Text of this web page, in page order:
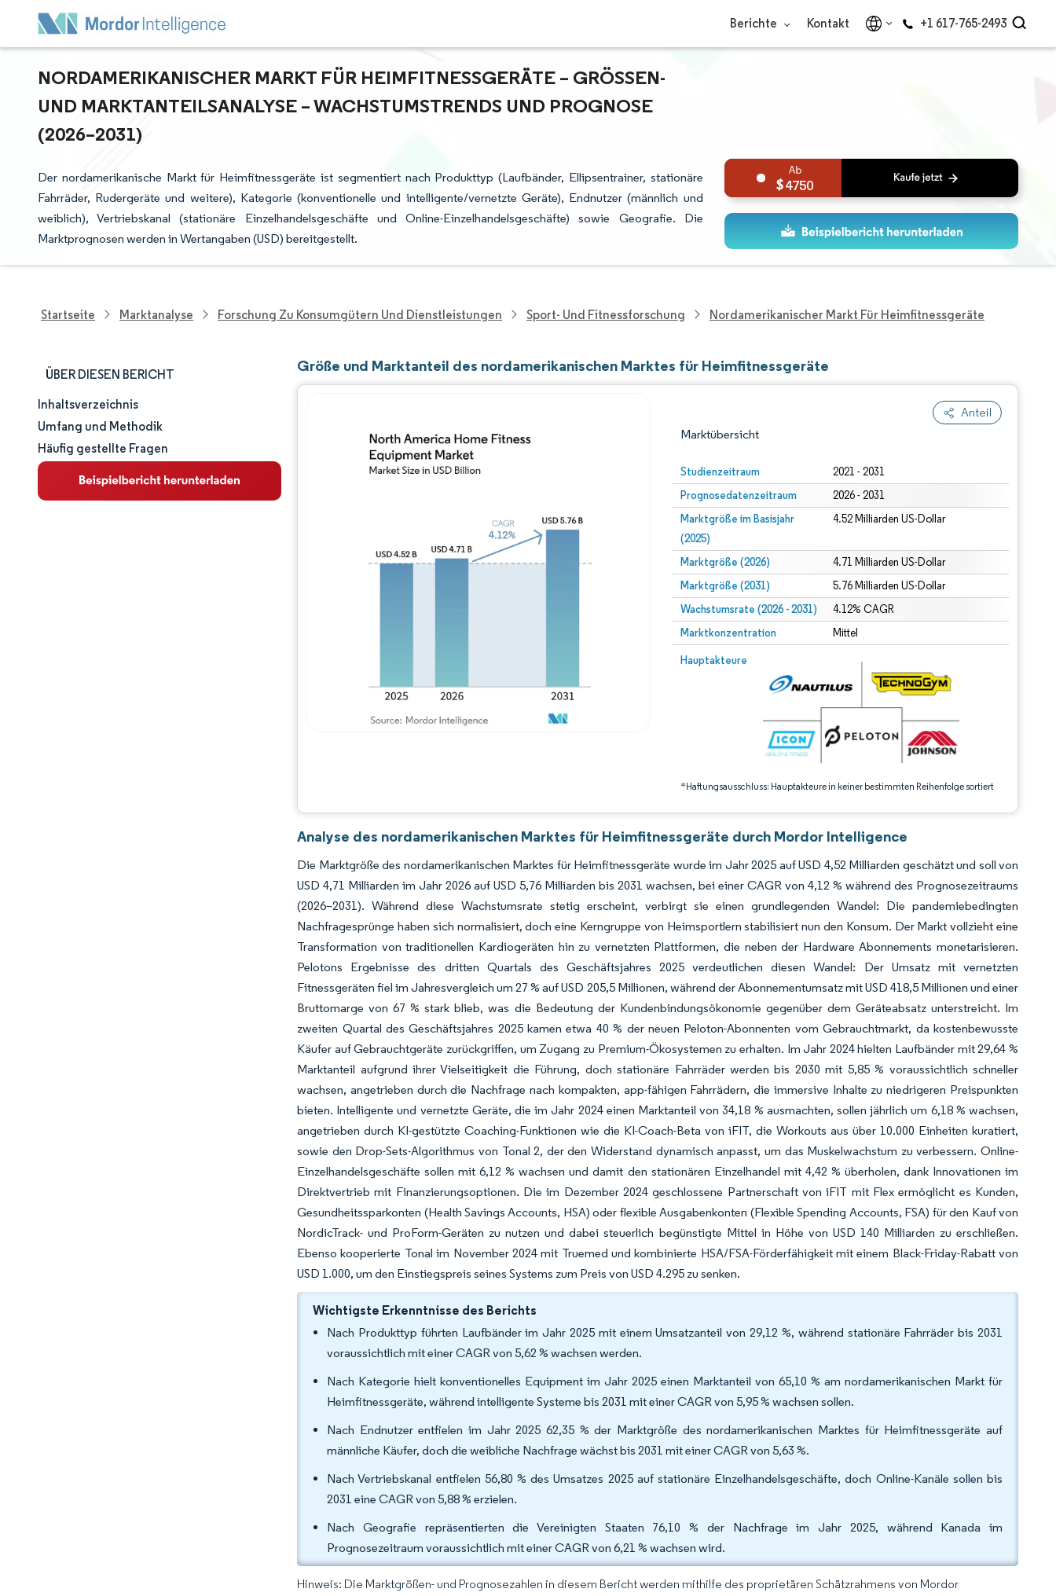
Berichte Kontakt +1 617-765-2493
NORDAMERIKANISCHER MARKT FÜR HEIMFITNESSGERÄTE – GRÖSSEN- U
ND MARKTANTEILSANALYSE – WACHSTUMSTRENDS UND PROGNOSE (
2026–2031)
Der nordamerikanische Markt für Heimfitnessgeräte ist segmentiert nach Produkttyp (Laufbänder, Ellipsentrainer, stationäre
Fahrräder, Rudergeräte und weitere), Kategorie (konventionelle und intelligente/vernetzte Geräte), Endnutzer (männlich und
weiblich), Vertriebskanal (stationäre Einzelhandelsgeschäfte und Online-Einzelhandelsgeschäfte) sowie Geografie. Die
Marktprognosen werden in Wertangaben (USD) bereitgestellt.
4750
Startseite Marktanalyse Forschung Zu Konsumgütern Und Dienstleistungen Sport- Und Fitnessforschung Nordamerikanischer Markt Für Heimfitnessgeräte
ÜBER DIESEN BERICHT
Marktgröße und -anteil
Marktanalyse
Trends und Einblicke
Inhaltsverzeichnis
Umfang und Methodik
Häufig gestellte Fragen
Größe und Marktanteil des nordamerikanischen Marktes für Heimfitnessgeräte
Anteil
Marktübersicht
Studienzeitraum 2021 - 2031
Prognosedatenzeitraum 2026 - 2031
Marktgröße im Basisjahr
(2025)
4.52 Milliarden US-Dollar
Marktgröße (2026) 4.71 Milliarden US-Dollar
Marktgröße (2031) 5.76 Milliarden US-Dollar
Wachstumsrate (2026 - 2031) 4.12% CAGR
Marktkonzentration Mittel
Hauptakteure
*Haftungsausschluss: Hauptakteure in keiner bestimmten Reihenfolge sortiert
Bild © Mordor Intelligence. Wiederverwendung erfordert Namensnennung gemäß CC BY 4.0.
Bild © Mordor Intelligence. Wiederverwendung erfordert Namensnennung gemäß CC BY 4.0.
Analyse des nordamerikanischen Marktes für Heimfitnessgeräte durch Mordor Intelligence
Die Marktgröße des nordamerikanischen Marktes für Heimfitnessgeräte wurde im Jahr 2025 auf USD 4,52 Milliarden geschätzt und soll von
USD 4,71 Milliarden im Jahr 2026 auf USD 5,76 Milliarden bis 2031 wachsen, bei einer CAGR von 4,12 % während des Prognosezeitraums
(2026–2031). Während diese Wachstumsrate stetig erscheint, verbirgt sie einen grundlegenden Wandel: Die pandemiebedingten
Nachfragesprünge haben sich normalisiert, doch eine Kerngruppe von Heimsportlern stabilisiert nun den Konsum. Der Markt vollzieht eine
Transformation von traditionellen Kardiogeräten hin zu vernetzten Plattformen, die neben der Hardware Abonnements monetarisieren.
Pelotons Ergebnisse des dritten Quartals des Geschäftsjahres 2025 verdeutlichen diesen Wandel: Der Umsatz mit vernetzten
Fitnessgeräten fiel im Jahresvergleich um 27 % auf USD 205,5 Millionen, während der Abonnementumsatz mit USD 418,5 Millionen und einer
Bruttomarge von 67 % stark blieb, was die Bedeutung der Kundenbindungsökonomie gegenüber dem Geräteabsatz unterstreicht. Im
zweiten Quartal des Geschäftsjahres 2025 kamen etwa 40 % der neuen Peloton-Abonnenten vom Gebrauchtmarkt, da kostenbewusste
Käufer auf Gebrauchtgeräte zurückgriffen, um Zugang zu Premium-Ökosystemen zu erhalten. Im Jahr 2024 hielten Laufbänder mit 29,64 %
Marktanteil aufgrund ihrer Vielseitigkeit die Führung, doch stationäre Fahrräder werden bis 2030 mit 5,85 % voraussichtlich schneller
wachsen, angetrieben durch die Nachfrage nach kompakten, app-fähigen Fahrrädern, die immersive Inhalte zu niedrigeren Preispunkten
bieten. Intelligente und vernetzte Geräte, die im Jahr 2024 einen Marktanteil von 34,18 % ausmachten, sollen jährlich um 6,18 % wachsen,
angetrieben durch KI-gestützte Coaching-Funktionen wie die KI-Coach-Beta von iFIT, die Workouts aus über 10.000 Einheiten kuratiert,
sowie den Drop-Sets-Algorithmus von Tonal 2, der den Widerstand dynamisch anpasst, um das Muskelwachstum zu verbessern. Online-
Einzelhandelsgeschäfte sollen mit 6,12 % wachsen und damit den stationären Einzelhandel mit 4,42 % überholen, dank Innovationen im
Direktvertrieb mit Finanzierungsoptionen. Die im Dezember 2024 geschlossene Partnerschaft von iFIT mit Flex ermöglicht es Kunden,
Gesundheitssparkonten (Health Savings Accounts, HSA) oder flexible Ausgabenkonten (Flexible Spending Accounts, FSA) für den Kauf von
NordicTrack- und ProForm-Geräten zu nutzen und dabei steuerlich begünstigte Mittel in Höhe von USD 140 Milliarden zu erschließen.
Ebenso kooperierte Tonal im November 2024 mit Truemed und kombinierte HSA/FSA-Förderfähigkeit mit einem Black-Friday-Rabatt von
USD 1.000, um den Einstiegspreis seines Systems zum Preis von USD 4.295 zu senken.
Wichtigste Erkenntnisse des Berichts
Nach Produkttyp führten Laufbänder im Jahr 2025 mit einem Umsatzanteil von 29,12 %, während stationäre Fahrräder bis 2031
voraussichtlich mit einer CAGR von 5,62 % wachsen werden.
Nach Kategorie hielt konventionelles Equipment im Jahr 2025 einen Marktanteil von 65,10 % am nordamerikanischen Markt für
Heimfitnessgeräte, während intelligente Systeme bis 2031 mit einer CAGR von 5,95 % wachsen sollen.
Nach Endnutzer entfielen im Jahr 2025 62,35 % der Marktgröße des nordamerikanischen Marktes für Heimfitnessgeräte auf
männliche Käufer, doch die weibliche Nachfrage wächst bis 2031 mit einer CAGR von 5,63 %.
Nach Vertriebskanal entfielen 56,80 % des Umsatzes 2025 auf stationäre Einzelhandelsgeschäfte, doch Online-Kanäle sollen bis
2031 eine CAGR von 5,88 % erzielen.
Nach Geografie repräsentierten die Vereinigten Staaten 76,10 % der Nachfrage im Jahr 2025, während Kanada im
Prognosezeitraum voraussichtlich mit einer CAGR von 6,21 % wachsen wird.
Hinweis: Die Marktgrößen- und Prognosezahlen in diesem Bericht werden mithilfe des proprietären Schätzrahmens von Mordor